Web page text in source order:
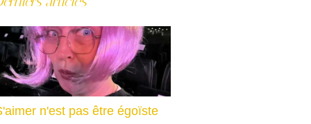
n'est pas être égoïste